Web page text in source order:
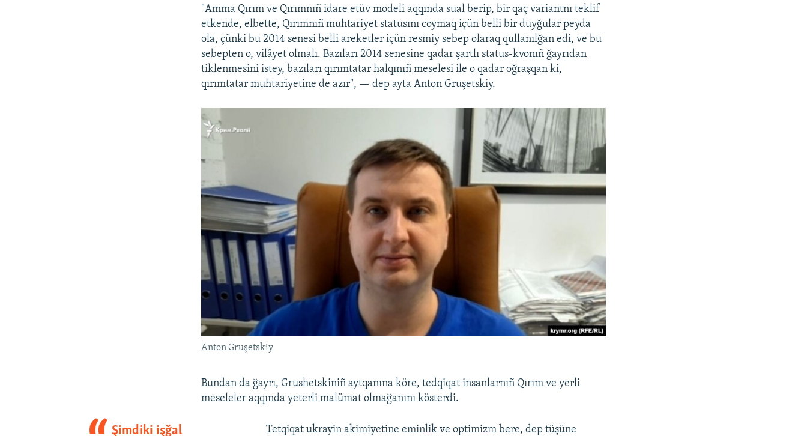
"Amma Qırım ve Qırımnıñ idare etüv modeli aqqında sual berip, bir qaç variantnı teklif
etkende, elbette, Qırımnıñ muhtariyet statusını coymaq içün belli bir duyğular peyda
ola, çünki bu 2014 senesi belli areketler içün resmiy sebep olaraq qullanılğan edi, ve bu
sebepten o, vilâyet olmalı. Bazıları 2014 senesine qadar şartlı status-kvonıñ ğayrıdan
tiklenmesini istey, bazıları qırımtatar halqınıñ meselesi ile o qadar oğraşqan ki,
qırımtatar muhtariyetine de azır", — dep ayta Anton Gruşetskiy.
Anton Gruşetskiy
Bundan da ğayrı, Grushetskiniñ aytqanına köre, tedqiqat insanlarnıñ Qırım ve yerli
meseleler aqqında yeterli malümat olmağanını kösterdi.
Şimdiki işğal Tetqiqat ukrayin akimiyetine eminlik ve optimizm bere, dep tüşüne